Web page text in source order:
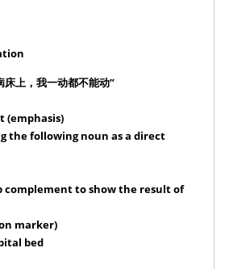
床上，我一动都不能动”
(emphasis)
the following noun as a direct
complement to show the result of
marker)
bed